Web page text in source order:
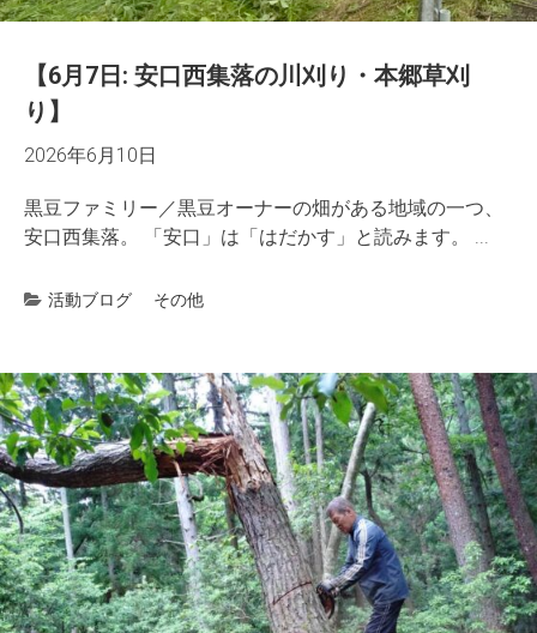
【6月7日: 安口西集落の川刈り・本郷草刈
り】
2026年6月10日
黒豆ファミリー／黒豆オーナーの畑がある地域の一つ、
安口西集落。 「安口」は「はだかす」と読みます。 ...
活動ブログ その他